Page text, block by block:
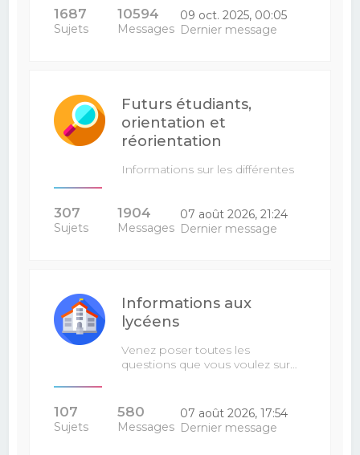
1687
Sujets
10594
Messages
09 oct. 2025, 00:05
Dernier message
Futurs étudiants,
orientation et
réorientation
Informations sur les différentes
307
Sujets
1904
Messages
07 août 2026, 21:24
Dernier message
Informations aux
lycéens
Venez poser toutes les
questions que vous voulez sur…
107
Sujets
580
Messages
07 août 2026, 17:54
Dernier message